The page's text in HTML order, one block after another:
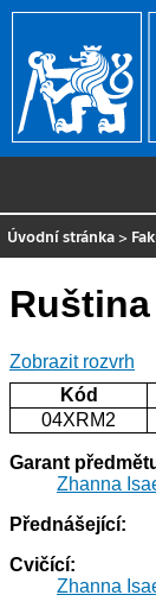
Úvodní stránka >
Ruština
Zobrazit rozvrh
Kód
04XRM2
Garant
Zhanna
Přednášející:
Cvičící:
Zhanna